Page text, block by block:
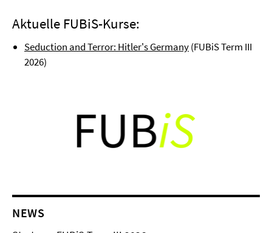
Aktuelle FUBiS-Kurse:
Seduction and Terror: Hitler's Germany(FUBiS Term III
2026)
NEWS